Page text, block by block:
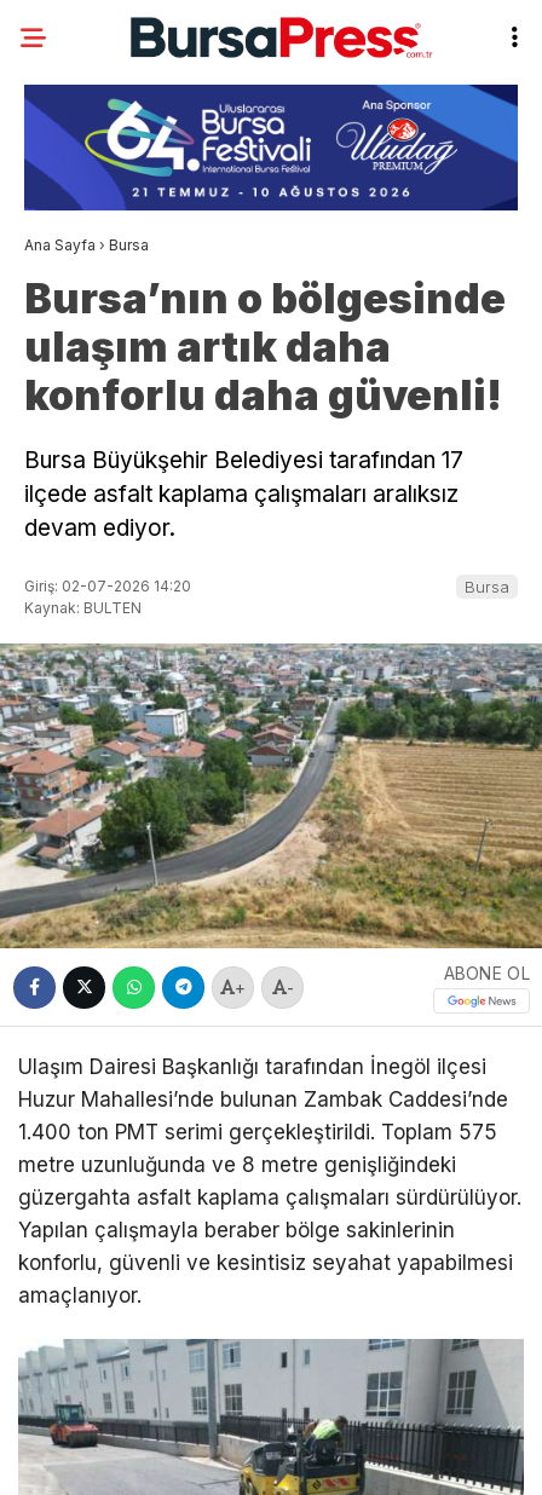
Ana Sayfa › Bursa
Bursa’nın o bölgesinde
ulaşım artık daha
konforlu daha güvenli!
Bursa Büyükşehir Belediyesi tarafından 17
ilçede asfalt kaplama çalışmaları aralıksız
devam ediyor.
Giriş: 02-07-2026 14:20
Kaynak: BULTEN
Bursa
+ -
ABONE OL
Ulaşım Dairesi Başkanlığı tarafından İnegöl ilçesi
Huzur Mahallesi’nde bulunan Zambak Caddesi’nde
1.400 ton PMT serimi gerçekleştirildi. Toplam 575
metre uzunluğunda ve 8 metre genişliğindeki
güzergahta asfalt kaplama çalışmaları sürdürülüyor.
Yapılan çalışmayla beraber bölge sakinlerinin
konforlu, güvenli ve kesintisiz seyahat yapabilmesi
amaçlanıyor.